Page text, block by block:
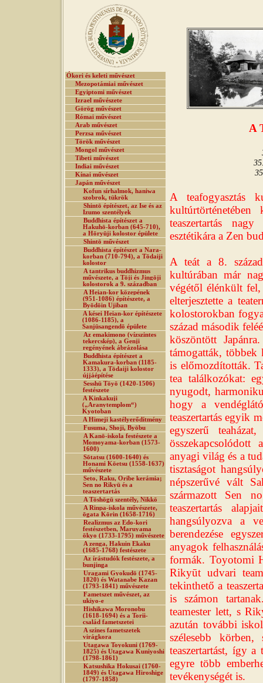
Ókori és keleti művészet
Mezopotámiai művészet
Egyiptomi művészet
Izrael művészete
Görög művészet
Római művészet
Arab művészet
Perzsa művészet
Török művészet
Mongol művészet
Tibeti művészet
Indiai művészet
Kínai művészet
Japán művészet
Kofun sírhalmok, haniwa
szobrok, tükrök
Shintō építészet, az Ise és az
Izumo szentélyek
Buddhista építészet a
Hakuhō-korban (645-710),
a Hōryūji kolostor épülete
Shintō művészet
Buddhista építészet a Nara-
korban (710-794), a Tōdaiji
kolostor
A tantrikus buddhizmus
művészete, a Tōji és Jingōji
kolostorok a 9. században
A Heian-kor közepének
(951-1086) építészete, a
Byōdōin Ujiban
A kései Heian-kor építészete
(1086-1185), a
Sanjūsangendō épülete
Az emakimono (vízszintes
tekercskép), a Genji
regényének ábrázolása
Buddhista építészet a
Kamakura-korban (1185-
1333), a Tōdaiji kolostor
újjáépítése
Sesshū Tōyō (1420-1506)
festészete
A Kinkakuji
(„Aranytemplom“)
Kyotoban
A Himeji kastélyerődítmény
Fusuma, Shoji, Byōbu
A Kanō-iskola festészete a
Momoyama-korban (1573-
1600)
Sōtatsu (1600-1640) és
Honami Kōetsu (1558-1637)
művészete
Seto, Raku, Oribe kerámia;
Sen no Rikyū és a
teaszertartás
A Tōshōgū szentély, Nikkō
A Rinpa-iskola művészete,
ōgata Kōrin (1658-1716)
Realizmus az Edo-kori
festészetben, Maruyama
ōkyo (1733-1795) művészete
A zenga, Hakuin Ekaku
(1685-1768) festészete
Az írástudók festészete, a
bunjinga
Uragami Gyokudō (1745-
1820) és Watanabe Kazan
(1793-1841) művészete
Fametszet művészet, az
ukiyo-e
Hishikawa Moronobu
(1618-1694) és a Torii-
család fametszetei
A színes fametszetek
virágkora
Utagawa Toyokuni (1769-
1825) és Utagawa Kuniyoshi
(1798-1861)
Katsushika Hokusai (1760-
1849) és Utagawa Hiroshige
(1797-1858)
A
A teafogyasztás
teaszertartás
esztétikára a Zen
A teát a 8.
kultúrában már
végétől élénkült
elterjesztette a
kolostorokban
század második
köszöntött
támogatták, többek
is előmozdították.
tea találkozókat:
nyugodt,
hogy a
teaszertartás egyik
egyszerű
anyagi világ és a
tisztaságot
népszerűvé vált
származott Sen
teaszertartás
hangsúlyozva a
berendezése
anyagok
formák. Toyotomi
Rikyūt udvari
tekinthető a
is számon
teamester lett, s
azután további
szélesebb
teaszertartást, így a
egyre több
tevékenységét is.